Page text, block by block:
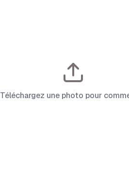
Téléchargez une photo pour